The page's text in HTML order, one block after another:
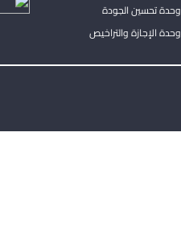
وحدة تحسين الجودة
وحدة الإجازة والتراخيص